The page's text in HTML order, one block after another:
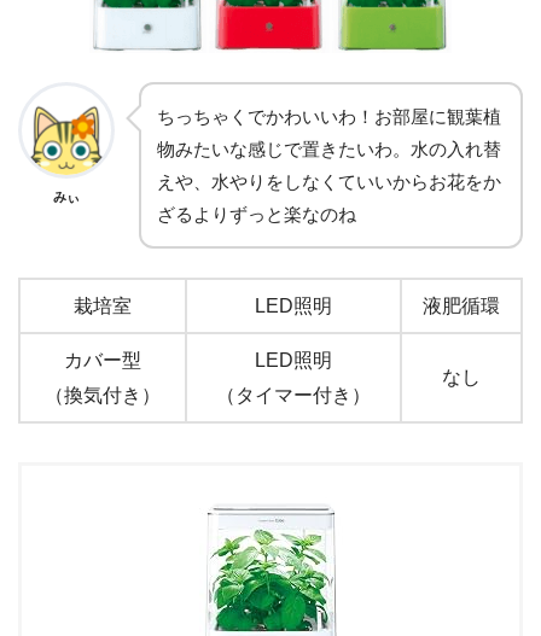
みぃ
ちっちゃくでかわいいわ！お部屋に観葉植
物みたいな感じで置きたいわ。水の入れ替
えや、水やりをしなくていいからお花をか
ざるよりずっと楽なのね
栽培室 LED照明 液肥循環
カバー型
（換気付き）
LED照明
（タイマー付き）
なし